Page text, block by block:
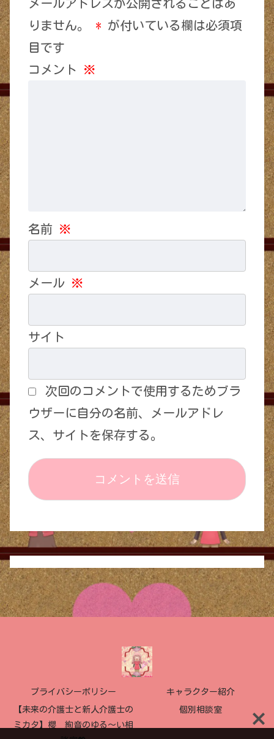
メールアドレスが公開されることはあ
りません。
* が付いている欄は必須項
目です
コメント ※
名前 ※
メール ※
サイト
次回のコメントで使用するためブラ
ウザーに自分の名前、メールアドレ
ス、サイトを保存する。
プライバシーポリシー キャラクター紹介
【未来の介護士と新人介護士の
ミカタ】櫻 絢音のゆる〜い相
個別相談室